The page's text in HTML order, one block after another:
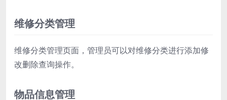
维修分类管理
维修分类管理页面，管理员可以对维修分类进行添加修
改删除查询操作。
物品信息管理